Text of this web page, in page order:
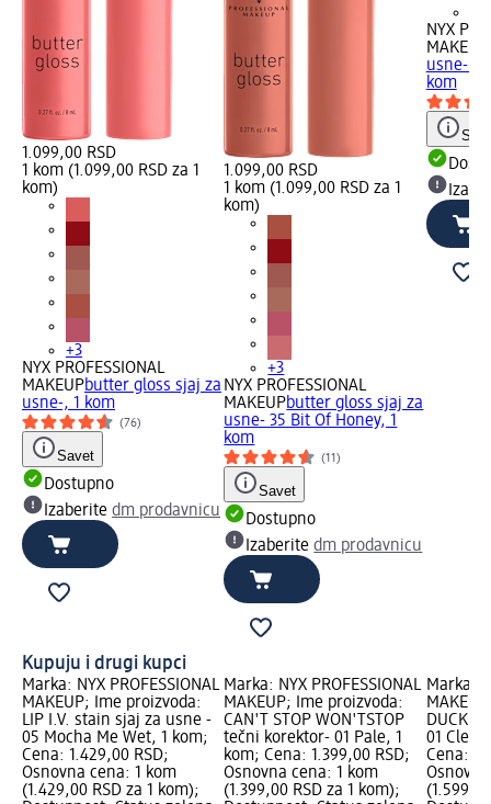
1.099,00 RSD
1 kom (1.099,00 RSD za 1
kom)
+3
NYX PROFESSIONAL
MAKEUPbutter gloss sjaj za
usne-, 1 kom
(76)
Savet
Dostupno
Izaberite dm prodavnicu
1.099,00 RSD
1 kom (1.099,00 RSD za 1
kom)
+3
NYX PROFESSIONAL
MAKEUPbutter gloss sjaj za
usne- 35 Bit Of Honey, 1
kom
(11)
Savet
Dostupno
Izaberitedm prodavnicu
NYX
MAKEUP
usne-
kom
Kupuju i drugi kupci
Marka: NYX PROFESSIONAL
MAKEUP; Ime proizvoda:
LIP I.V. stain sjaj za usne -
05 Mocha Me Wet, 1 kom;
Cena: 1.429,00 RSD;
Osnovna cena: 1 kom
(1.429,00 RSD za 1 kom);
Marka: NYX PROFESSIONAL
MAKEUP; Ime proizvoda:
CAN'T STOP WON'TSTOP
tečni korektor- 01 Pale, 1
kom; Cena: 1.399,00 RSD;
Osnovna cena: 1 kom
(1.399,00 RSD za 1 kom);
Marka:
DUCK
01
Cena: